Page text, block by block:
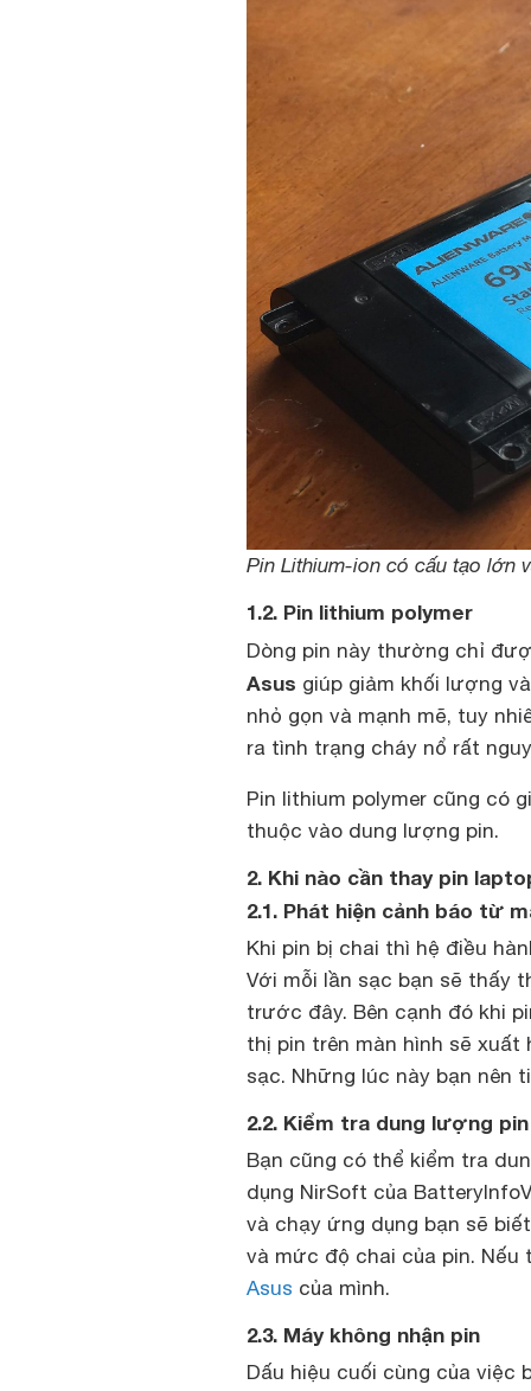
Pin Lithium-ion có cấu tạo lớn
1.2. Pin lithium polymer
Dòng pin này thường chỉ
Asus giúp giảm khối lượng
nhỏ gọn và mạnh mẽ, tuy
ra tình trạng cháy nổ rất
Pin lithium polymer cũng có
thuộc vào dung lượng pin.
2. Khi nào cần thay pin
2.1. Phát hiện cảnh báo từ
Khi pin bị chai thì hệ điều
Với mỗi lần sạc bạn sẽ thấy
trước đây. Bên cạnh đó khi
thị pin trên màn hình sẽ
sạc. Những lúc này bạn nên
2.2. Kiểm tra dung lượng
Bạn cũng có thể kiểm tra
dụng NirSoft của
và chạy ứng dụng bạn sẽ
và mức độ chai của pin.
Asus của mình.
2.3. Máy không nhận pin
Dấu hiệu cuối cùng của việc